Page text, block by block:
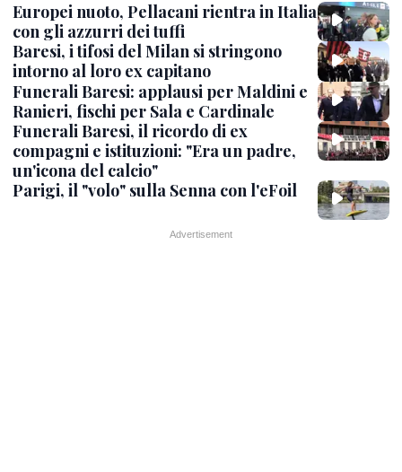
Europei nuoto, Pellacani rientra in Italia
con gli azzurri dei tuffi
Baresi, i tifosi del Milan si stringono
intorno al loro ex capitano
Funerali Baresi: applausi per Maldini e
Ranieri, fischi per Sala e Cardinale
Funerali Baresi, il ricordo di ex
compagni e istituzioni: "Era un padre,
un'icona del calcio"
Parigi, il "volo" sulla Senna con l'eFoil